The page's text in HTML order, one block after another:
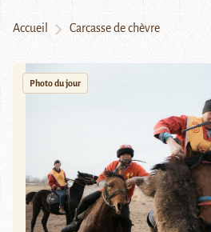
Accueil Carcasse de chèvre
Photo du jour